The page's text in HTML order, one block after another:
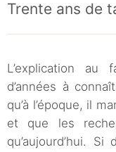
Trente ans de
L’explication au
d’années à
qu’à l’époque, il
et que les
qu’aujourd’hui.